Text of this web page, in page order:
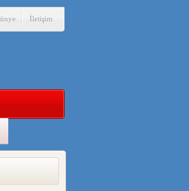
İletişim
: ÇİN’İN
BİR